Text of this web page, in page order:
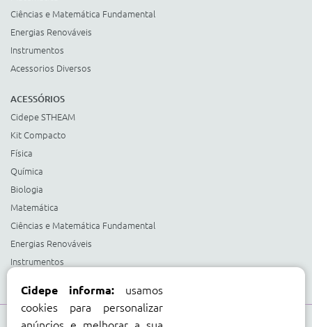
Ciências e Matemática Fundamental
Energias Renováveis
Instrumentos
Acessorios Diversos
ACESSÓRIOS
Cidepe STHEAM
Kit Compacto
Física
Química
Biologia
Matemática
Ciências e Matemática Fundamental
Energias Renováveis
Instrumentos
Compre com:
Cidepe informa: usamos
cookies para personalizar